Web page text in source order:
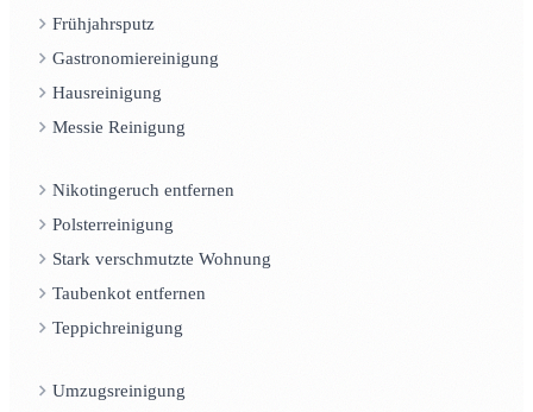
Frühjahrsputz
Gastronomiereinigung
Hausreinigung
Messie Reinigung
Nikotingeruch entfernen
Polsterreinigung
Stark verschmutzte Wohnung
Taubenkot entfernen
Teppichreinigung
Umzugsreinigung